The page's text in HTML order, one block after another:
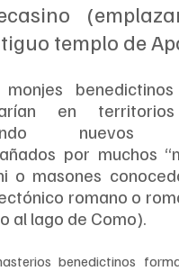
templo de
monjes
en territorios
nuevos
por muchos
o masones
romano o
al lago de Como).
benedictinos